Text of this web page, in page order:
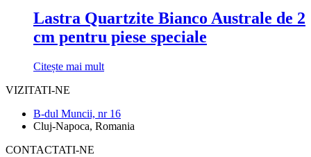
Lastra Quartzite Bianco Australe de 2
cm pentru piese speciale
Citește mai mult
VIZITATI-NE
B-dul Muncii, nr 16
Cluj-Napoca, Romania
CONTACTATI-NE